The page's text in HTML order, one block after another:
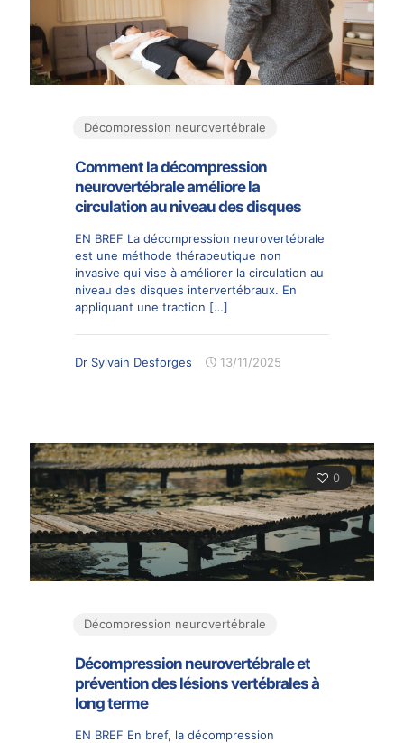
Décompression neurovertébrale
Comment la décompression
neurovertébrale améliore la
circulation au niveau des disques
EN BREF La décompression neurovertébrale
est une méthode thérapeutique non
invasive qui vise à améliorer la circulation au
niveau des disques intervertébraux. En
appliquant une traction […]
Dr Sylvain Desforges 13/11/2025
0
Décompression neurovertébrale
Décompression neurovertébrale et
prévention des lésions vertébrales à
long terme
EN BREF En bref, la décompression